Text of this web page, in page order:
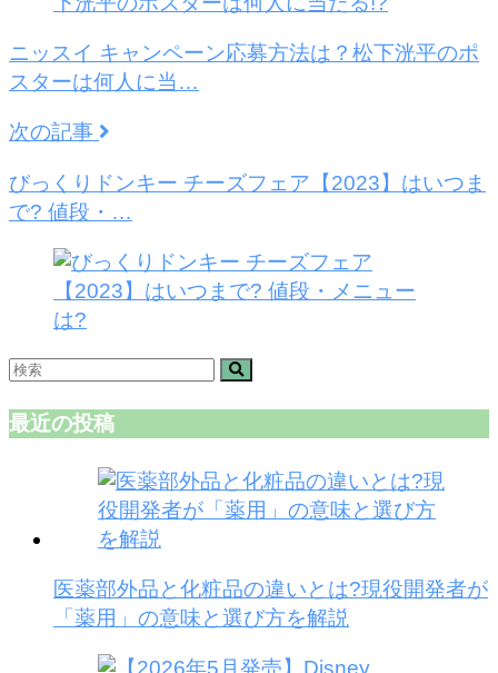
ニッスイ キャンペーン応募方法は？松下洸平のポ
スターは何人に当…
次の記事
びっくりドンキー チーズフェア【2023】はいつま
で? 値段・…
最近の投稿
医薬部外品と化粧品の違いとは?現役開発者が
「薬用」の意味と選び方を解説